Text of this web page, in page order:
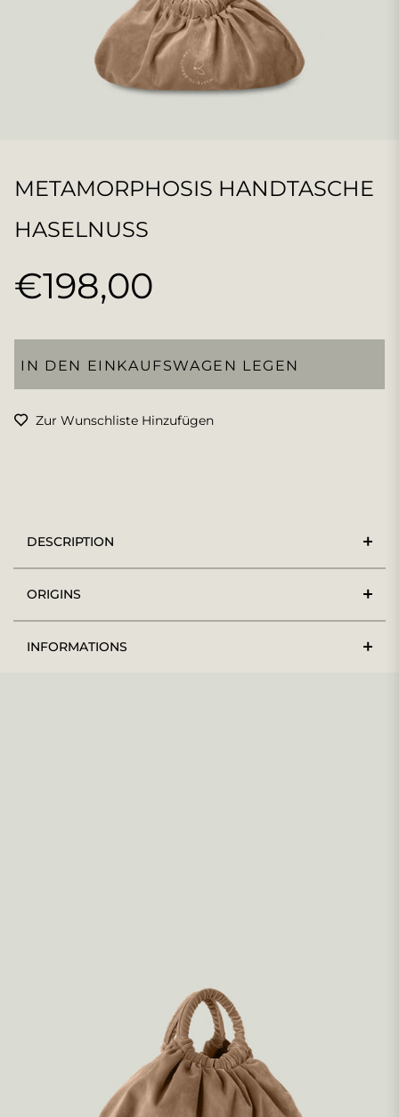
METAMORPHOSIS HANDTASCHE
HASELNUSS
Normaler
€198,00
IN DEN EINKAUFSWAGEN LEGEN
Zur Wunschliste Hinzufügen
DESCRIPTION
ORIGINS
INFORMATIONS